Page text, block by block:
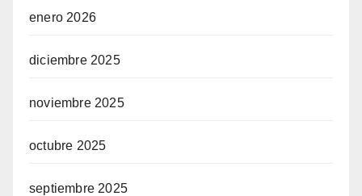
enero 2026
diciembre 2025
noviembre 2025
octubre 2025
septiembre 2025